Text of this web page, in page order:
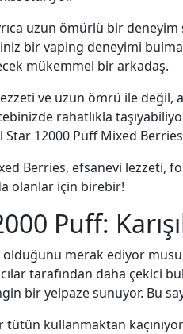
uzun ömürlü bir deneyim
bir vaping deneyimi
mükemmel bir arkadaş.
ve uzun ömrü ile değil,
rahatlıkla
12000 Puff Mixed
Berries, efsanevi lezzeti,
olanlar için birebir!
Puff:
merak ediyor
tarafından daha çekici
bir yelpaze sunuyor. Bu
tütün kullanmaktan